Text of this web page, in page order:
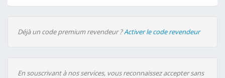
Déjà un code premium revendeur ?Activer le code revendeur
En souscrivant à nos services, vous reconnaissez accepter sans